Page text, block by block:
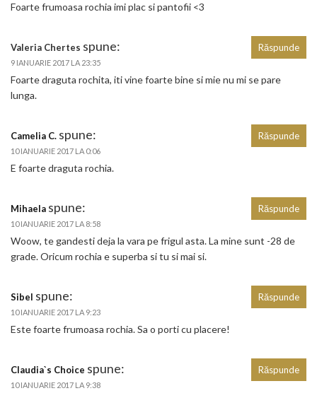
Foarte frumoasa rochia imi plac si pantofii <3
Valeria Chertes spune:
9 IANUARIE 2017 LA 23:35
Foarte draguta rochita, iti vine foarte bine si mie nu mi se pare
lunga.
Răspunde
Camelia C. spune:
10 IANUARIE 2017 LA 0:06
E foarte draguta rochia.
Răspunde
Mihaela spune:
10 IANUARIE 2017 LA 8:58
Woow, te gandesti deja la vara pe frigul asta. La mine sunt -28 de
grade. Oricum rochia e superba si tu si mai si.
Răspunde
Sibel spune:
10 IANUARIE 2017 LA 9:23
Este foarte frumoasa rochia. Sa o porti cu placere!
Răspunde
Claudia`s Choice spune:
10 IANUARIE 2017 LA 9:38
Răspunde